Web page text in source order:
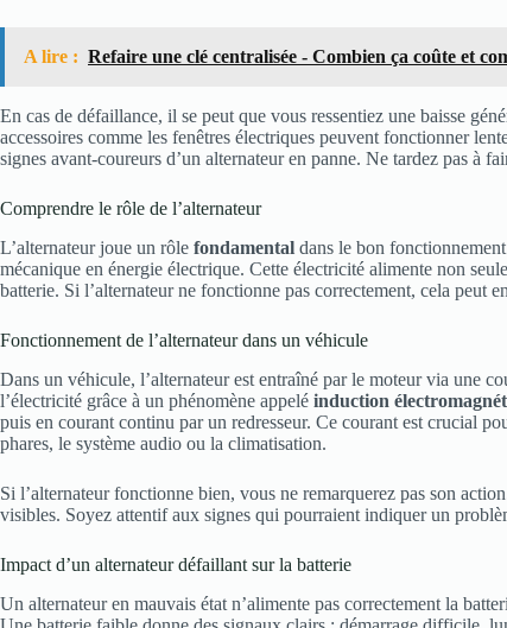
A lire : Refaire une clé centralisée - Combien ça coûte et
En cas de défaillance, il se peut que vous ressentiez une baisse
accessoires comme les fenêtres électriques peuvent fonctionner
signes avant-coureurs d’un alternateur en panne. Ne tardez pas à
Comprendre le rôle de l’alternateur
L’alternateur joue un rôle fondamental dans le bon
mécanique en énergie électrique. Cette électricité alimente non
batterie. Si l’alternateur ne fonctionne pas correctement, cela peut
Fonctionnement de l’alternateur dans un véhicule
Dans un véhicule, l’alternateur est entraîné par le moteur via une
l’électricité grâce à un phénomène appelé induction
puis en courant continu par un redresseur. Ce courant est crucial
phares, le système audio ou la climatisation.
Si l’alternateur fonctionne bien, vous ne remarquerez pas son
visibles. Soyez attentif aux signes qui pourraient indiquer un
Impact d’un alternateur défaillant sur la batterie
Un alternateur en mauvais état n’alimente pas correctement la